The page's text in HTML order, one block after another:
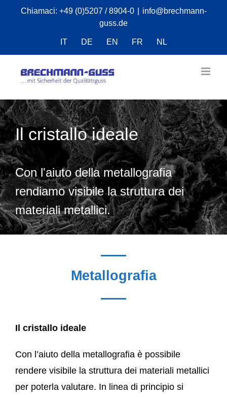
Chiamaci: +49 (0)5207 / 8904-0
info@brechmann-
guss.de
IT DE EN FR NL
Il cristallo ideale
Con l'aiuto della metallografia
rendiamo visibile la struttura dei
materiali metallici.
Metallografia
Il cristallo ideale
Con l’aiuto della metallografia è possibile
rendere visibile la struttura dei materiali metallici
per poterla valutare. In linea di principio si